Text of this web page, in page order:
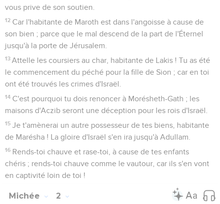
vous prive de son soutien.
12 Car l'habitante de Maroth est dans l'angoisse à cause de
son bien ; parce que le mal descend de la part de l'Éternel
jusqu'à la porte de Jérusalem.
13 Attelle les coursiers au char, habitante de Lakis ! Tu as été
le commencement du péché pour la fille de Sion ; car en toi
ont été trouvés les crimes d'Israël.
14 C'est pourquoi tu dois renoncer à Morésheth-Gath ; les
maisons d'Aczib seront une déception pour les rois d'Israël.
15 Je t'amènerai un autre possesseur de tes biens, habitante
de Marésha ! La gloire d'Israël s'en ira jusqu'à Adullam.
16 Rends-toi chauve et rase-toi, à cause de tes enfants
chéris ; rends-toi chauve comme le vautour, car ils s'en vont
en captivité loin de toi !
Michée 2